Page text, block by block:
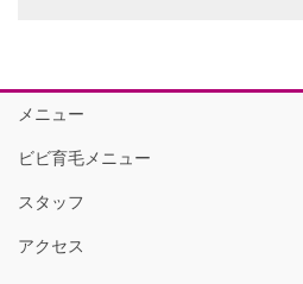
メニュー
ビビ育毛メニュー
スタッフ
アクセス